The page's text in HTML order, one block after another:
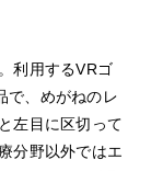
利用するVRゴ
で、めがねのレ
左目に区切って
分野以外ではエ